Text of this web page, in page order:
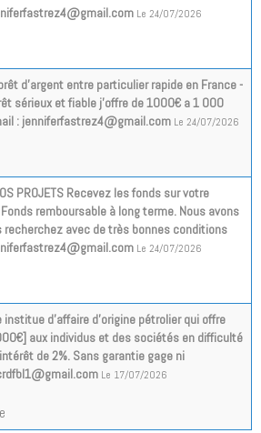
Le 24/07/2026
d'argent entre particulier rapide en France -
sérieux et fiable j'offre de 1000€ a 1 000
: jenniferfastrez4@gmail.com Le 24/07/2026
PROJETS Recevez les fonds sur votre
remboursable à long terme. Nous avons
avec de très bonnes conditions
Le 24/07/2026
d’affaire d’origine pétrolier qui offre
aux individus et des sociétés en difficulté
de 2%. Sans garantie gage ni
Le 17/07/2026